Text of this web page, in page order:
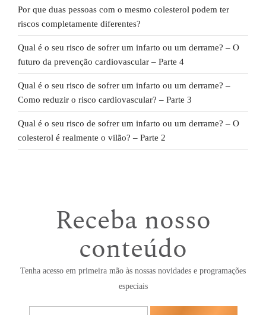
Por que duas pessoas com o mesmo colesterol podem ter
riscos completamente diferentes?
Qual é o seu risco de sofrer um infarto ou um derrame? – O
futuro da prevenção cardiovascular – Parte 4
Qual é o seu risco de sofrer um infarto ou um derrame? –
Como reduzir o risco cardiovascular? – Parte 3
Qual é o seu risco de sofrer um infarto ou um derrame? – O
colesterol é realmente o vilão? – Parte 2
Receba nosso
conteúdo
Tenha acesso em primeira mão às nossas novidades e programações
especiais